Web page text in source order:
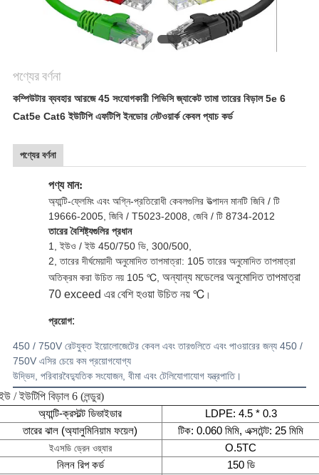
পণ্যের বর্ণনা
কম্পিউটার ব্যবহার আরজে 45 সংযোগকারী পিভিসি জ্যাকেট তামা তারের বিড়াল 5e 6
Cat5e Cat6 ইউটিপি এফটিপি ইনডোর নেটওয়ার্ক কেবল প্যাচ কর্ড
পণ্যের বর্ণনা
পণ্য মান:
অ্যান্টি-ফ্লেমিং এবং অগ্নি-প্রতিরোধী কেবলগুলির উত্পাদন মানটি জিবি / টি
19666-2005, জিবি / T5023-2008, জেবি / টি 8734-2012
তারের বৈশিষ্ট্যগুলির প্রধান
1, ইউও / ইউ 450/750 ভি, 300/500,
2, তারের দীর্ঘমেয়াদী অনুমোদিত তাপমাত্রা: 105 তারের অনুমোদিত তাপমাত্রা
অতিক্রম করা উচিত নয়105 ℃, অন্যান্য মডেলের অনুমোদিত তাপমাত্রা
70 exceed এর বেশি হওয়া উচিত নয় ℃।
প্রয়োগ:
450 / 750V রেটযুক্ত ইয়োলোজেটের কেবল এবং তারগুলিতে এবং পাওয়ারের জন্য 450 /
750V এসির চেয়ে কম প্রয়োগযোগ্য
উদ্ভিদ, পরিবারবৈদ্যুতিক সংযোজন, বীমা এবং টেলিযোগাযোগ যন্ত্রপাতি।
/ ইউটিপি বিড়াল 6 (লন্ডুর)
অ্যান্টি-ক্রস্টল্ট ডিভাইডার
LDPE: 4.5 * 0.3
তারের ঝাল (অ্যালুমিনিয়াম ফয়েল)
টিক: 0.060 মিমি, এক্সটেন্ট: 25 মিমি
ইএসডি ড্রেন ওয়্যার
O.5TC
নিলন রিপ কর্ড
150 ডি